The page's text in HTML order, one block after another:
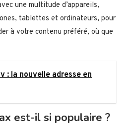
une multitude d’appareils,
tablettes et ordinateurs, pour
à votre contenu préféré, où que
: la nouvelle adresse en
est-il si populaire ?